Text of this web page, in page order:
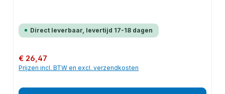
Direct leverbaar, levertijd 17-18 dagen
Normale prijs:
€ 26,47
Prijzen incl. BTW en excl. verzendkosten